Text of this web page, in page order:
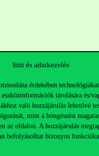
Süti és adatkezelés
érdekében
tárolására és/
való hozzájárulás lehetővé
mint a böngészési
az oldalon. A hozzájárulás
befolyásolhat bizonyos